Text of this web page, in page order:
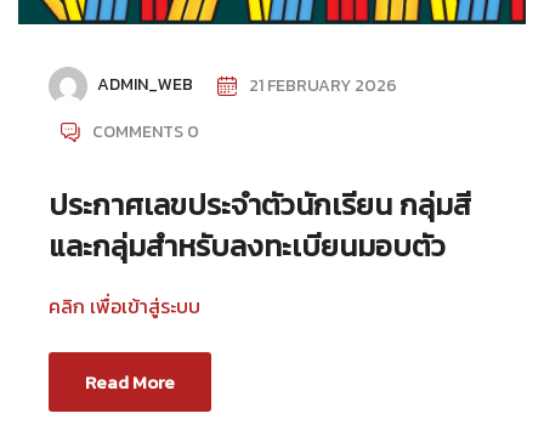
ADMIN_WEB
21 FEBRUARY 2026
COMMENTS 0
ประกาศเลขประจำตัวนักเรียน กลุ่มสี
และกลุ่มสำหรับลงทะเบียนมอบตัว
คลิก เพื่อเข้าสู่ระบบ
Read More